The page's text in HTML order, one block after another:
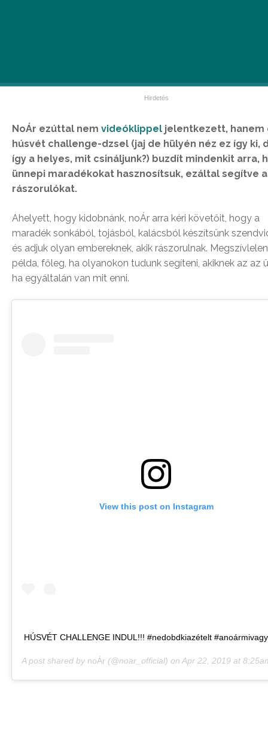
NoÁr ezúttal nem videóklippel jelentkezett, hanem
húsvét challenge-dzsel (jaj de hülyén néz ez így ki,
így a helyes, mit csináljunk?) buzdít mindenkit arra,
ünnepi maradékokat hasznosítsuk, ezáltal segítve a
rászorulókat.
Ahelyett, hogy kidobnánk, noÁr arra kéri követőit, hogy a
maradék sonkából, tojásból, kalácsból készítsünk
és adjuk olyan embereknek, akik rászorulnak.
példa, főleg, ha olyanokon tudunk segíteni, akiknek az az
ha egyáltalán van mit enni.
View this post on Instagram
HÚSVÉT CHALLENGE INDUL!!! #nedobdkiazételt
A post shared by noÁr (@noar_official) on Apr 22, 2019 at